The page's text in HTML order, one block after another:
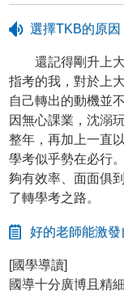
選擇TKB的原因
還記得剛升上大
指考的我，對於上
自己轉出的動機並
因無心課業，沈溺
整年，再加上一直
學考似乎勢在必行
夠有效率、面面俱
了轉學考之路。
好的老師能激
[國學導讀]
國導十分廣博且精